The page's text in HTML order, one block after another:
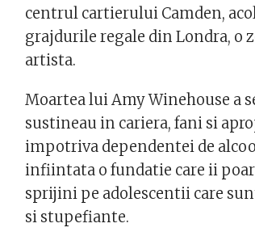
centrul cartierului Camden,
grajdurile regale din Londra, o
artista.
Moartea lui Amy Winehouse a
sustineau in cariera, fani si
impotriva dependentei de
infiintata o fundatie care ii
sprijini pe adolescentii care
si stupefiante.